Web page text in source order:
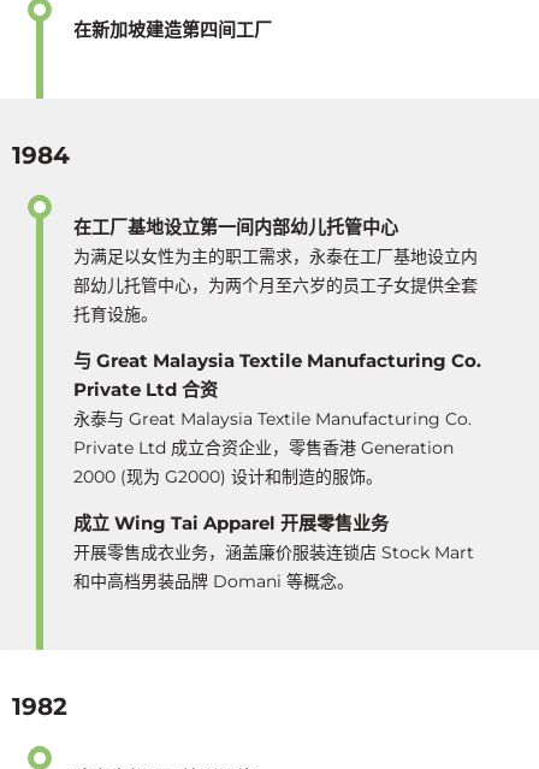
在新加坡建造第四间工厂
1984
在工厂基地设立第一间内部幼儿托管中心
为满足以女性为主的职工需求，永泰在工厂基地设立内
部幼儿托管中心，为两个月至六岁的员工子女提供全套
托育设施。
与 Great Malaysia Textile Manufacturing Co.
Private Ltd 合资
永泰与 Great Malaysia Textile Manufacturing Co.
Private Ltd 成立合资企业，零售香港 Generation
2000 (现为 G2000) 设计和制造的服饰。
成立 Wing Tai Apparel 开展零售业务
开展零售成衣业务，涵盖廉价服装连锁店 Stock Mart
和中高档男装品牌 Domani 等概念。
1982